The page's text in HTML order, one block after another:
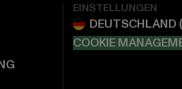
EINSTELLUNGEN
COOKIE